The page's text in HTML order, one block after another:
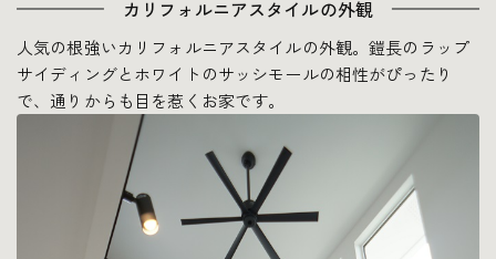
カリフォルニアスタイルの外観
人気の根強いカリフォルニアスタイルの外観。鎧長のラップ
サイディングとホワイトのサッシモールの相性がぴったり
で、通りからも目を惹くお家です。